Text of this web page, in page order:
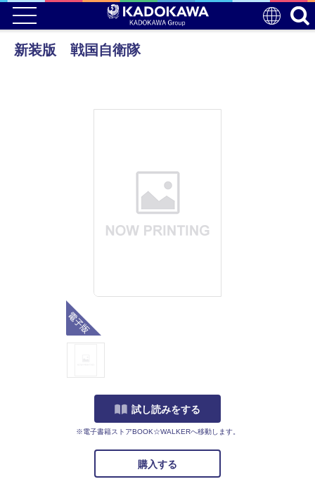
新装版 戦国自衛隊
試し読みをする
※電子書籍ストアBOOK☆WALKERへ移動します。
購入する